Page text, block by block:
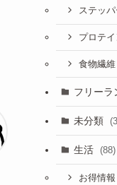
ステッパ
プロテイ
食物繊維
フリーラ
未分類
生活 (88)
お得情報